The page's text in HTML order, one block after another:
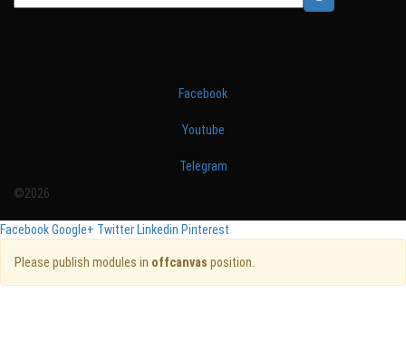
Facebook
Youtube
Telegram
©2026
FacebookGoogle+ Twitter Linkedin Pinterest
Please publish modules in offcanvas position.